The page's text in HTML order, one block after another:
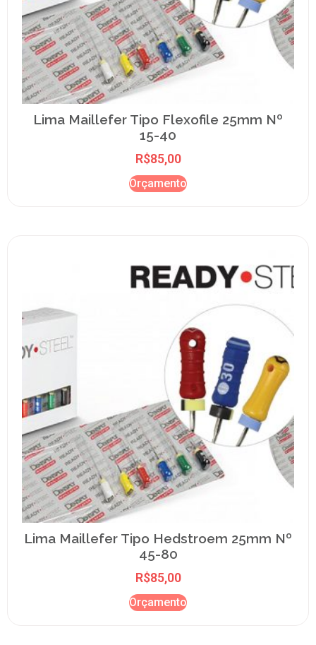
Lima Maillefer Tipo Flexofile 25mm Nº
15-40
R$85,00
Orçamento
Lima Maillefer Tipo Hedstroem 25mm Nº
45-80
R$85,00
Orçamento